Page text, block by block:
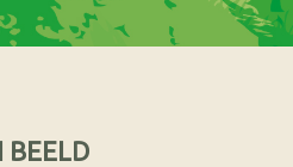
BEELD